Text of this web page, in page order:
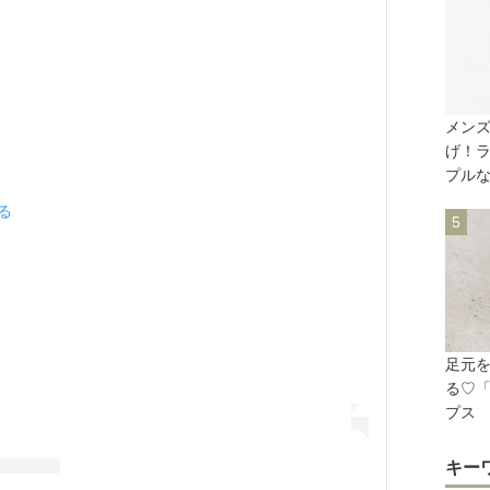
メン
げ！
プル
足元
る♡「
プス
キー